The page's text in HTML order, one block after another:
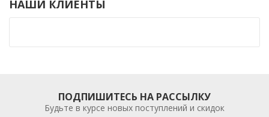
НАШИ КЛИЕНТЫ
ПОДПИШИТЕСЬ НА РАССЫЛКУ
Будьте в курсе новых поступлений и скидок